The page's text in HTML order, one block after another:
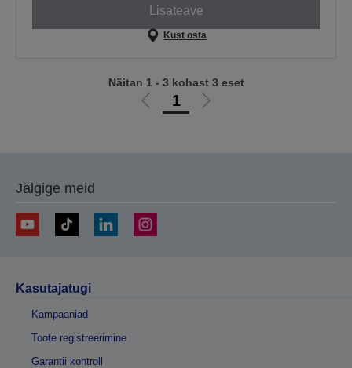
Lisateave
Kust osta
Liigu1
Liigu
Näitan 1 - 3 kohast 3 eset
Jälgige meid
Kasutajatugi
Kampaaniad
Toote registreerimine
Garantii kontroll